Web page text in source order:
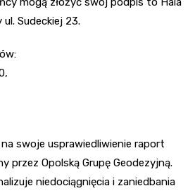
Sudeckiej 23.
swoje usprawiedliwienie raport
przez Opolską Grupę Geodezyjną.
niedociągnięcia i zaniedbania